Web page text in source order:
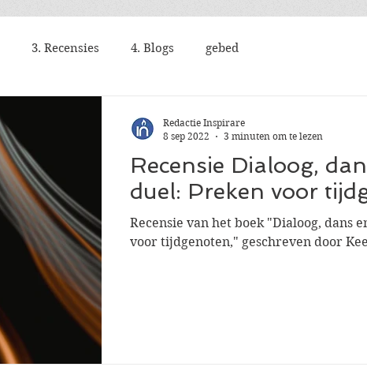
3. Recensies 4. Blogs gebed
Recensie Dialoog,
duel: Preken voor
Recensie van het boek "Dialoog, dans
voor tijdgenoten," geschreven door
Redactie Inspirare
8 sep 2022
3 minuten om te lezen